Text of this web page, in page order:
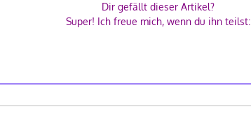
Dir gefällt dieser Artikel?
Super! Ich freue mich, wenn du ihn teilst: